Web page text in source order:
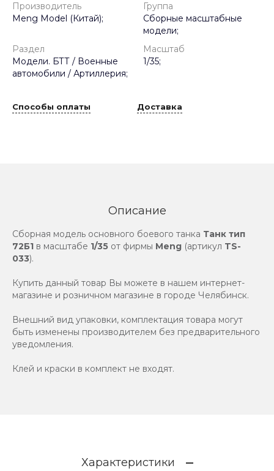
Производитель
Meng Model (Китай);
Группа
Сборные масштабные
модели;
Раздел
Модели. БТТ / Военные
автомобили / Артиллерия;
Масштаб
1/35;
Способы оплаты Доставка
Описание
Сборная модель основного боевого танка Танк тип
72Б1 в масштабе 1/35 от фирмы Meng (артикул TS-
033).
Купить данный товар Вы можете в нашем интернет-
магазине и розничном магазине в городе Челябинск.
Внешний вид упаковки, комплектация товара могут
быть изменены производителем без предварительного
уведомления.
Клей и краски в комплект не входят.
Характеристики